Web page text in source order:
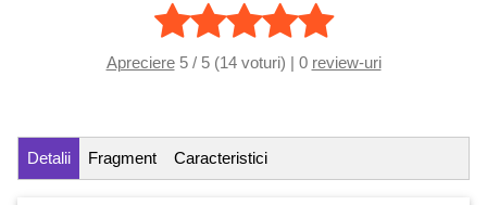
Apreciere5 / 5 (14 voturi) | 0 review-uri
Detalii Fragment Caracteristici